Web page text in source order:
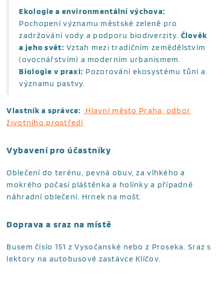
Ekologie a environmentální výchova:
Pochopení významu městské zeleně pro
zadržování vody a podporu biodiverzity. Člověk
a jeho svět: Vztah mezi tradičním zemědělstvím
(ovocnářstvím) a moderním urbanismem.
Biologie v praxi: Pozorování ekosystému tůní a
významu pastvy.
Vlastník a správce:
Hlavní město Praha, odbor
životního prostředí
Vybavení pro účastníky
Oblečení do terénu, pevná obuv, za vlhkého a
mokrého počasí pláštěnka a holínky a případně
náhradní oblečení. Hrnek na mošt.
Doprava a sraz na místě
Busem číslo 151 z Vysočanské nebo z Proseka. Sraz s
lektory na autobusové zastávce Klíčov.